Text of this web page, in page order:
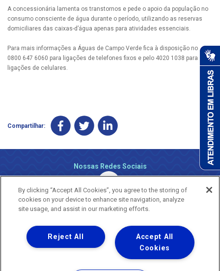
A concessionária lamenta os transtornos e pede o apoio da população no
consumo consciente de água durante o período, utilizando as reservas
domiciliares das caixas-d’água apenas para atividades essenciais.
Para mais informações a Águas de Campo Verde fica à disposição no
0800 647 6060 para ligações de telefones fixos e pelo 4020 1038 para
ligações de celulares.
Compartilhar:
Nossas Redes Sociais
Uma empresa
Copyright ® 2026 - Todos os Direitos Reservados.
Nossa natureza movimenta a vida
By clicking “Accept All Cookies”, you agree to the storing of
cookies on your device to enhance site navigation, analyze
site usage, and assist in our marketing efforts.
Accept All
Cookies
Reject All